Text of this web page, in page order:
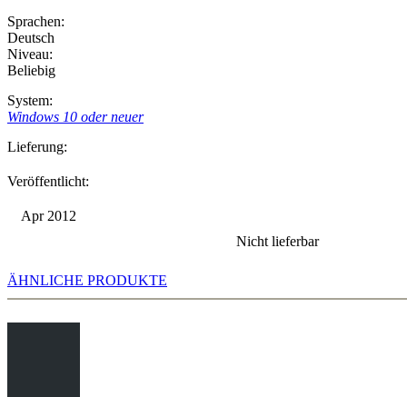
Sprachen:
Deutsch
Niveau:
Beliebig
System:
Windows 10 oder neuer
Lieferung:
Veröffentlicht:
Apr 2012
Nicht lieferbar
ÄHNLICHE PRODUKTE